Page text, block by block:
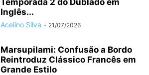
Temporada 2 do Dublado em
Inglês...
Acelino Silva - 21/07/2026
Marsupilami: Confusão a Bordo
Reintroduz Clássico Francês em
Grande Estilo